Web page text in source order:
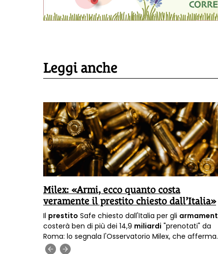
Leggi anche
Milex: «Armi, ecco quanto costa
veramente il prestito chiesto dall’Italia»
Il prestito Safe chiesto dall'Italia per gli
costerà ben di più dei 14,9 miliardi "prenotati" da
Roma: lo segnala l'Osservatorio Milex, che afferma
che il conto finale sarà più del doppio